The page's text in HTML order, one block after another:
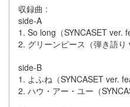
収録曲 :
side-A
1. So long（SYNCASET ver.
2. グリーンピース（弾き語り
side-B
1. よふね（SYNCASET ver.
2. ハウ・アー・ユー（